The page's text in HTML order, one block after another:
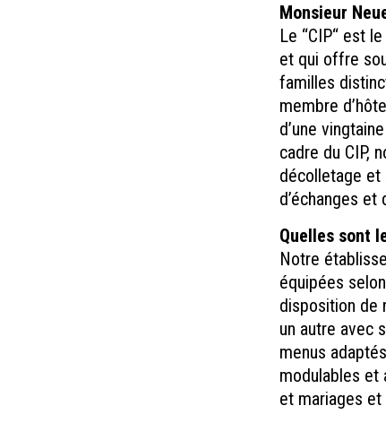
Monsieur
Le “CIP“ est
et qui offre
familles
membre
d’une
cadre du CIP,
décolletage et
d’échanges et
Quelles sont
Notre
équipées
disposition de
un autre avec
menus
modulables et
et mariages et